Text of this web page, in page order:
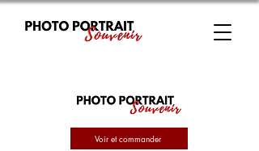
Voir et commander